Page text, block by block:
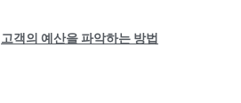
고객의 예산을 파악하는 방법